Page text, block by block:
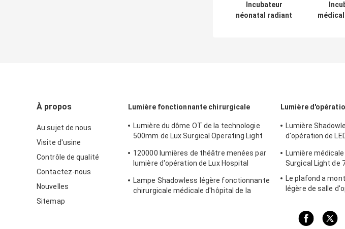
Incubateur
néonatal radiant
À propos
Au sujet de nous
Visite d'usine
Contrôle de qualité
Contactez-nous
Nouvelles
Sitemap
Lumière fonctionnante chirurgicale
Lumière du dôme OT de la technologie
500mm de Lux Surgical Operating Light
120000 lumières de théâtre menées par
lumière d'opération de Lux Hospital
Lampe Shadowless légère fonctionnante
chirurgicale médicale d'hôpital de la
Lumière
Lumière
d'opération de
Lumière
Surgical Light de
Le plafond a
légère de salle